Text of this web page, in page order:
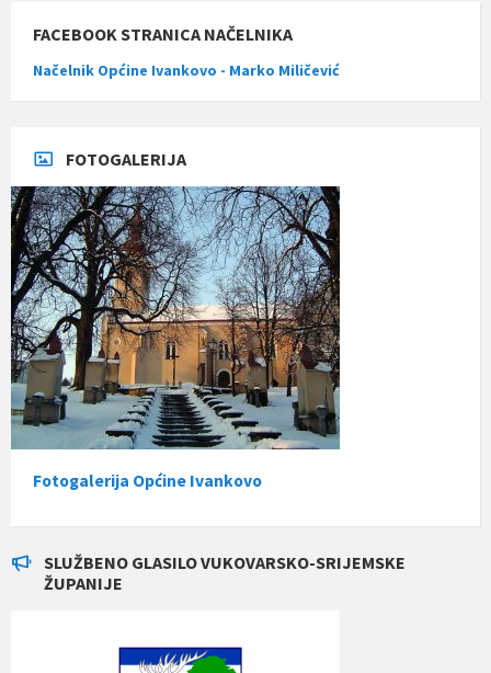
FACEBOOK STRANICA NAČELNIKA
Načelnik Općine Ivankovo - Marko Miličević
FOTOGALERIJA
Fotogalerija Općine Ivankovo
SLUŽBENO GLASILO VUKOVARSKO-SRIJEMSKE
ŽUPANIJE